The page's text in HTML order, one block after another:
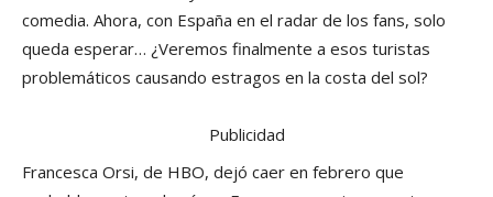
comedia. Ahora, con España en el radar de los fans, solo
queda esperar… ¿Veremos finalmente a esos turistas
problemáticos causando estragos en la costa del sol?
Publicidad
Francesca Orsi, de HBO, dejó caer en febrero que